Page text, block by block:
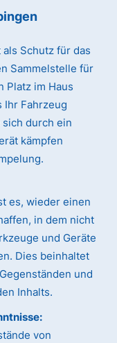
Schutz für das
Sammelstelle für
Platz im Haus
Ihr Fahrzeug
durch ein
kämpfen
es, wieder einen
in dem nicht
und Geräte
Dies beinhaltet
und
Inhalts.
von